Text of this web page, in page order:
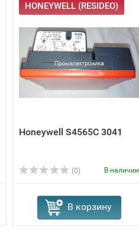
HONEYWELL (RESIDEO)
Honeywell S4565C 3041
(0) В наличии
В корзину